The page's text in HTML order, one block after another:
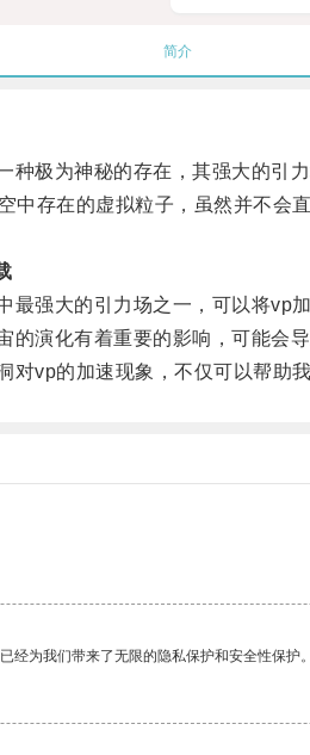
简介
极为神秘的存在，其强大的引力
存在的虚拟粒子，虽然并不会直
强大的引力场之一，可以将vp加
演化有着重要的影响，可能会导
vp的加速现象，不仅可以帮助我
经为我们带来了无限的隐私保护和安全性保护。